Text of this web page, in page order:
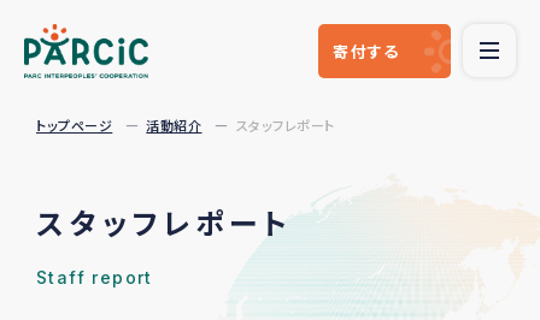
寄付する
トップページ 活動紹介 スタッフレポート
スタッフレポート
Staff report